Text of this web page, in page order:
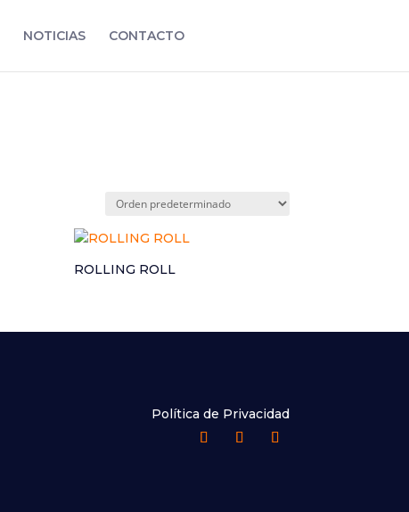
NOTICIAS CONTACTO
ROLLING ROLL
Política de Privacidad